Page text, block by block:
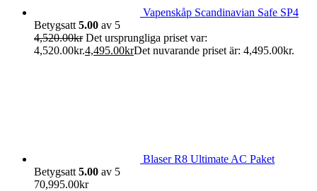
Vapenskåp Scandinavian Safe SP4
Betygsatt 5.00 av 5
4,520.00kr Det ursprungliga priset var:
4,520.00kr.4,495.00krDet nuvarande priset är: 4,495.00kr.
Blaser R8 Ultimate AC Paket
Betygsatt 5.00 av 5
70,995.00kr